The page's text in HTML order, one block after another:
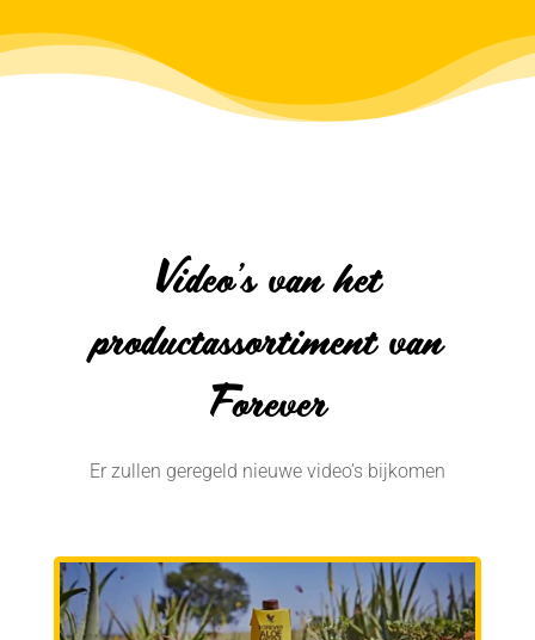
Video’s van het
productassortiment van
Forever
Er zullen geregeld nieuwe video’s bijkomen